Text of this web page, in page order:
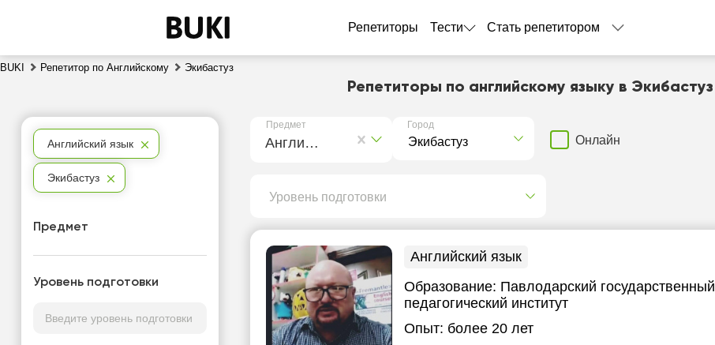
Репетиторы Тести Стать репетитором
BUKI Репетитор по Английскому Экибастуз
Репетиторы по английскому языку в Экибастуз
Предмет
Английский язык
Город
Онлайн
Уровень подготовки
Английский язык
Образование: Павлодарский государственный
педагогический институт
Опыт: более 20 лет
Английский язык
Экибастуз
Предмет
Уровень подготовки